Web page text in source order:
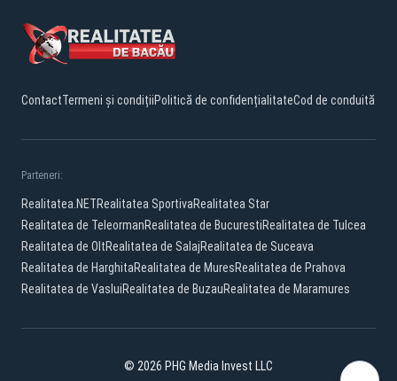
ContactTermeni și condițiiPolitică de confidențialitateCod de conduită
Parteneri:
Realitatea.NETRealitatea SportivaRealitatea Star
Realitatea de TeleormanRealitatea de BucurestiRealitatea de Tulcea
Realitatea de OltRealitatea de SalajRealitatea de Suceava
Realitatea de HarghitaRealitatea de MuresRealitatea de Prahova
Realitatea de VasluiRealitatea de BuzauRealitatea de Maramures
© 2026 PHG Media Invest LLC